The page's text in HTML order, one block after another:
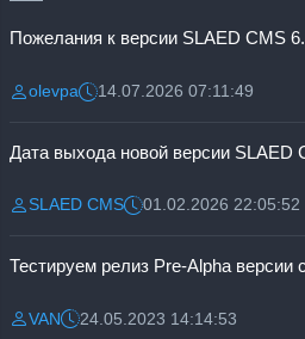
Пожелания к версии SLAED CMS
Разместил:
olevpaДата:14.07.2026 07:11:49
Дата выхода новой версии SLAED
Разместил:
SLAED CMSДата:01.02.2026 22:05:52
Разместил:
VANДата:24.05.2023 14:14:53